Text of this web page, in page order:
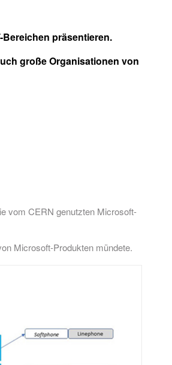
präsentieren.
große Organisationen von
vom CERN genutzten Microsoft-
Microsoft-Produkten mündete.